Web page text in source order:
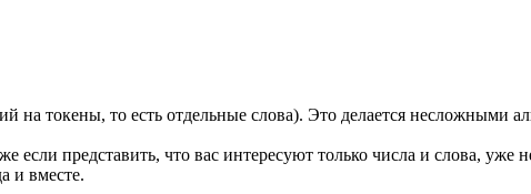
на токены, то есть отдельные слова). Это делается несложными
представить, что вас интересуют только числа и слова, уже
и вместе.